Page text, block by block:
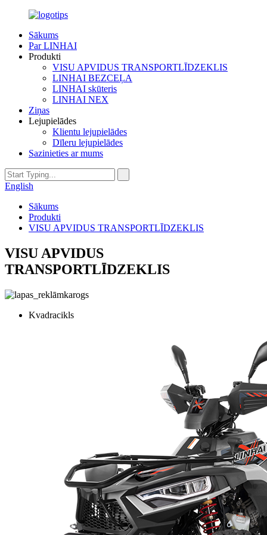
Sākums
Par LINHAI
Produkti
VISU APVIDUS TRANSPORTLĪDZEKLIS
LINHAI BEZCEĻA
LINHAI skūteris
LINHAI NEX
Ziņas
Lejupielādes
Klientu lejupielādes
Dīleru lejupielādes
Sazinieties ar mums
English
Sākums
Produkti
VISU APVIDUS TRANSPORTLĪDZEKLIS
VISU APVIDUS
TRANSPORTLĪDZEKLIS
Kvadracikls